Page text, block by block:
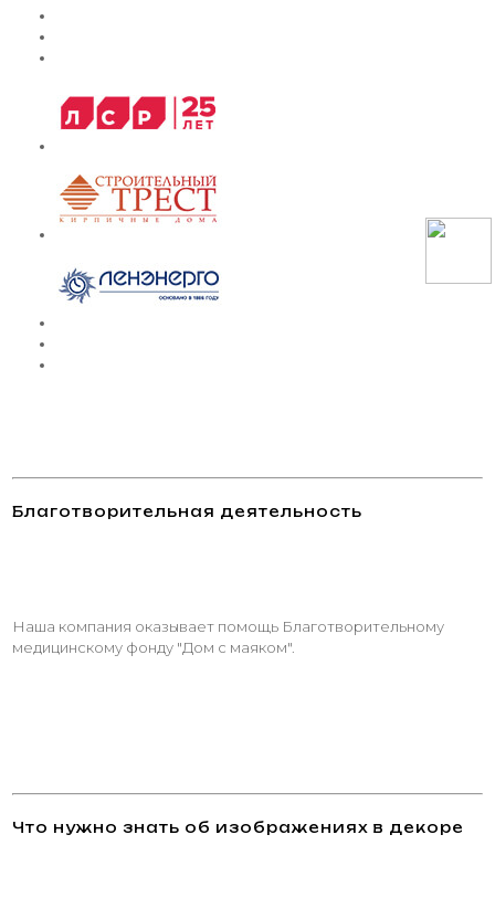
Благотворительная деятельность
Наша компания оказывает помощь Благотворительному
медицинскому фонду "Дом с маяком".
Что нужно знать об изображениях в декоре